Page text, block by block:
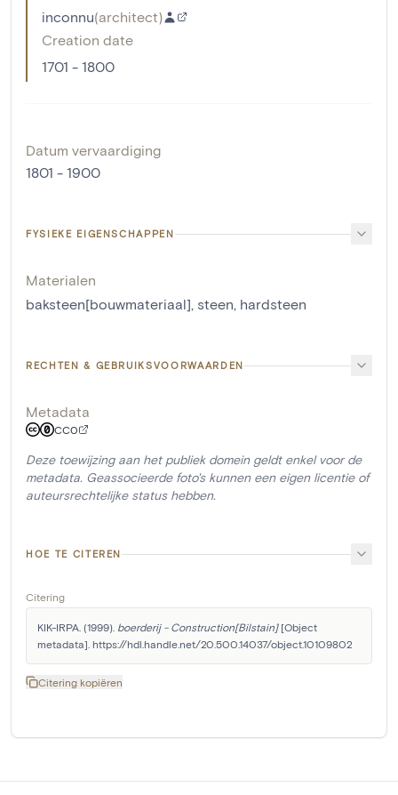
inconnu(architect)
Creation date
1701 - 1800
Datum vervaardiging
1801 - 1900
FYSIEKE EIGENSCHAPPEN
Materialen
baksteen[bouwmateriaal], steen, hardsteen
RECHTEN & GEBRUIKSVOORWAARDEN
Metadata
CC0
Deze toewijzing aan het publiek domein geldt enkel voor de
metadata. Geassocieerde foto's kunnen een eigen licentie of
auteursrechtelijke status hebben.
HOE TE CITEREN
Citering
KIK-IRPA. (1999). boerderij - Construction[Bilstain] [Object
metadata]. https://hdl.handle.net/20.500.14037/object.10109802
Citering kopiëren